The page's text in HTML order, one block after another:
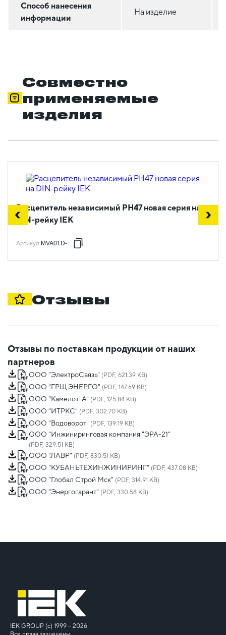
Способ нанесения
информации
На изделие
Совместно
применяемые
изделия
Расцепитель независимый РН47 новая серия на
DIN-рейку IEK
Артикул:MVA01D-RN
Отзывы
Отзывы по поставкам продукции от наших
партнеров
ООО "ЭлектроСвязь" (PDF, 621.39 KB)
ООО "ГРЩ ЭНЕРГО" (PDF, 147.69 KB)
ООО "Камелот-А" (PDF, 125.84 KB)
ООО "ИТРКС" (PDF, 302.70 KB)
ООО "Водоворот" (PDF, 139.19 KB)
ООО "Инжиниринговая компания "ЭРА-21"
(PDF, 329.51 KB)
ООО "ЛАВР" (PDF, 830.51 KB)
ООО "КУБАНЬТЕХИНЖИНИРИНГ" (PDF, 437.08 KB)
ООО "Глобал Строй Мск" (PDF, 314.91 KB)
ООО "Энергогарант" (PDF, 330.58 KB)
IEK GROUP (c) 1999 – 2026